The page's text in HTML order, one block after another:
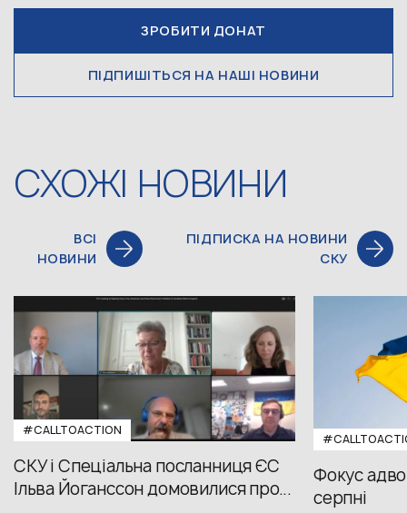
ЗРОБИТИ ДОНАТ
ПІДПИШІТЬСЯ НА НАШІ НОВИНИ
СХОЖІ НОВИНИ
ВСІ
НОВИНИ
ПІДПИСКА НА НОВИНИ
СКУ
#CALLTOACTION
СКУ і Спеціальна посланниця ЄС
Ільва Йоганссон домовилися про...
Фокус
серпні